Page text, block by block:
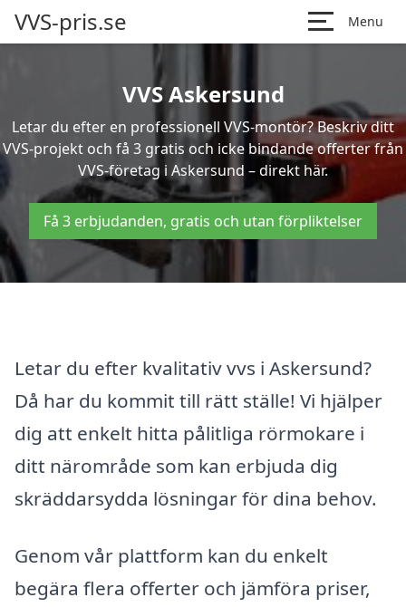
VVS-pris.se Menu
VVS Askersund
Letar du efter en professionell VVS-montör? Beskriv ditt
VVS-projekt och få 3 gratis och icke bindande offerter från
VVS-företag i Askersund – direkt här.
Få 3 erbjudanden, gratis och utan förpliktelser
Letar du efter kvalitativ vvs i Askersund?
Då har du kommit till rätt ställe! Vi hjälper
dig att enkelt hitta pålitliga rörmokare i
ditt närområde som kan erbjuda dig
skräddarsydda lösningar för dina behov.
Genom vår plattform kan du enkelt
begära flera offerter och jämföra priser,